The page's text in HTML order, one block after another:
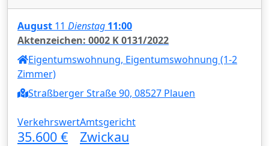
August 11 Dienstag 11:00
Aktenzeichen: 0002 K 0131/2022
Eigentumswohnung, Eigentumswohnung (1-2
Zimmer)
Straßberger Straße 90, 08527 Plauen
Verkehrswert
35.600 €
Amtsgericht
Zwickau